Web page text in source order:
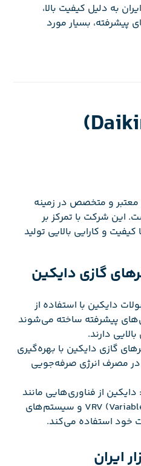
به دلیل کیفیت بالا،
پیشرفته، بسیار مورد
معتبر و متخصص در زمینه
این شرکت با تمرکز بر
و کارایی بالایی تولید
دایکین با استفاده از
پیشرفته ساخته می‌شوند
دارند.
گازی دایکین با بهره‌گیری
در مصرف انرژی صرفه‌جویی
: دایکین از فناوری‌هایی مانند
VRV (Variable Refrigerant Volume) و سیستم‌های
خود استفاده می‌کند.